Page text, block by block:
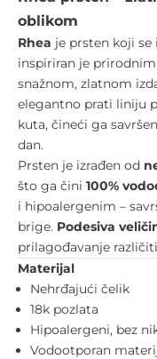
oblikom
Rhea je prsten koji se
inspiriran je
snažnom, zlatnom
elegantno prati liniju
kuta, čineći ga
dan.
Prsten je izrađen od
što ga čini 100%
i hipoalergenim –
brige. Podesiva
prilagođavanje
Materijal
Nehrđajući čelik
18k pozlata
Hipoalergeni, bez
Vodootporan